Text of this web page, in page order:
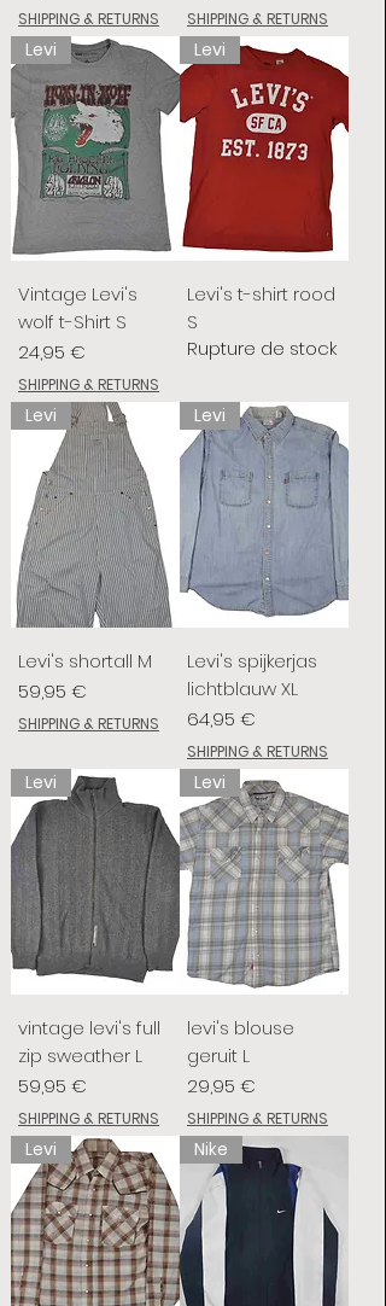
SHIPPING & RETURNS SHIPPING & RETURNS
Levi
Vintage Levi's
wolf t-Shirt S
Prix
24,95 €
SHIPPING & RETURNS
Levi
Levi's t-shirt rood
S
Rupture de stock
Levi
Levi's shortall M
Prix
59,95 €
SHIPPING & RETURNS
Levi
Levi's spijkerjas
lichtblauw XL
Prix
64,95 €
SHIPPING & RETURNS
Levi
vintage levi's full
zip sweather L
Prix
59,95 €
SHIPPING & RETURNS
Levi
levi's blouse
geruit L
Prix
29,95 €
SHIPPING & RETURNS
Levi Nike